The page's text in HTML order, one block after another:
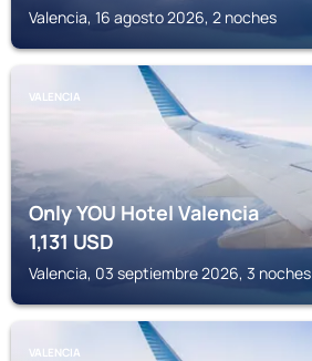
Valencia, 16 agosto 2026, 2 noches
VALENCIA
Only YOU Hotel Valencia
1,131USD
Valencia, 03 septiembre 2026, 3 noches
VALENCIA